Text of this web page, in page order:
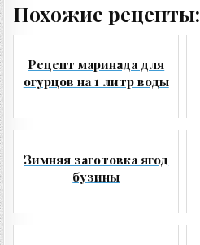
Похожие рецепты:
Рецепт маринада для
огурцов на 1 литр воды
Зимняя заготовка ягод
бузины